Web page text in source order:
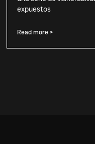
expuestos
Read more >